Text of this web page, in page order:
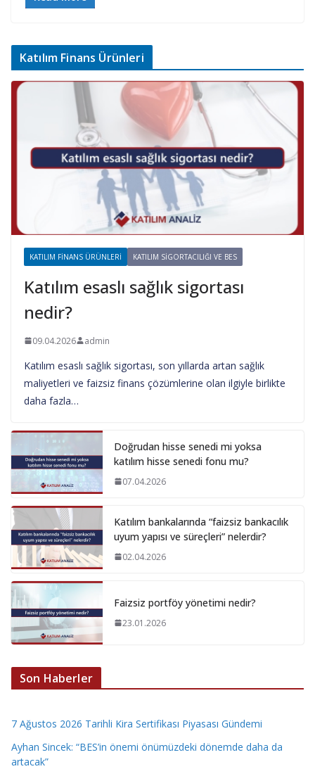
Katılım Finans Ürünleri
KATILIM FINANS ÜRÜNLERI KATILIM SIGORTACILIĞI VE BES
Katılım esaslı sağlık sigortası
nedir?
09.04.2026 admin
Katılım esaslı sağlık sigortası, son yıllarda artan sağlık
maliyetleri ve faizsiz finans çözümlerine olan ilgiyle birlikte
daha fazla…
Doğrudan hisse senedi mi yoksa
katılım hisse senedi fonu mu?
07.04.2026
Katılım bankalarında “faizsiz bankacılık
uyum yapısı ve süreçleri” nelerdir?
02.04.2026
Faizsiz portföy yönetimi nedir?
23.01.2026
Son Haberler
7 Ağustos 2026 Tarihli Kira Sertifikası Piyasası Gündemi
Ayhan Sincek: “BES’in önemi önümüzdeki dönemde daha da
artacak”